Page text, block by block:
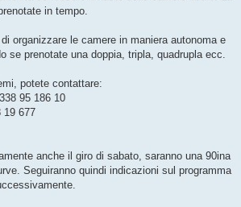
in tempo.
organizzare le camere in maniera autonoma e
se prenotate una doppia, tripla, quadrupla ecc.
potete contattare:
95 186 10
19 677
anche il giro di sabato, saranno una 90ina
Seguiranno quindi indicazioni sul programma